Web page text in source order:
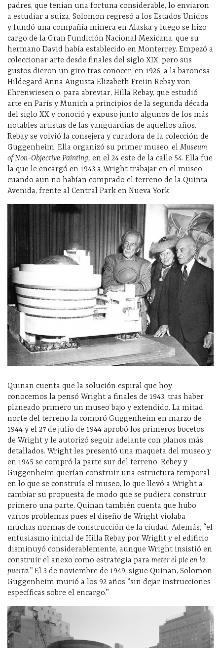
padres, que tenían una fortuna considerable, lo enviaron
a estudiar a suiza, Solomon regresó a los Estados Unidos
y fundó una compañía minera en Alaska y luego se hizo
cargo de la Gran Fundición Nacional Mexicana, que su
hermano David había establecido en Monterrey. Empezó a
coleccionar arte desde finales del siglo XIX, pero sus
gustos dieron un giro tras conocer, en 1926, a la baronesa
Hildegard Anna Augusta Elizabeth Freiin Rebay von
Ehrenwiesen o, para abreviar, Hilla Rebay, que estudió
arte en París y Munich a principios de la segunda década
del siglo XX y conoció y expuso junto algunos de los más
notables artistas de las vanguardias de aquellos años.
Rebay se volvió la consejera y curadora de la colección de
Guggenheim. Ella organizó su primer museo, el Museum
of Non-Objective Painting, en el 24 este de la calle 54. Ella fue
la que le encargó en 1943 a Wright trabajar en el museo
cuando aun no habían comprado el terreno de la Quinta
Avenida, frente al Central Park en Nueva York.
Quinan cuenta que la solución espiral que hoy
conocemos la pensó Wright a finales de 1943, tras haber
planeado primero un museo bajo y extendido. La mitad
norte del terreno la compró Guggenheim en marzo de
1944 y el 27 de julio de 1944 aprobó los primeros bocetos
de Wright y le autorizó seguir adelante con planos más
detallados. Wright les presentó una maqueta del museo y
en 1945 se compró la parte sur del terreno. Rebey y
Guggenheim querían construir una estructura temporal
en lo que se construía el museo, lo que llevó a Wright a
cambiar su propuesta de modo que se pudiera construir
primero una parte. Quinan también cuenta que hubo
varios problemas pues el diseño de Wright violaba
muchas normas de construcción de la ciudad. Además, “el
entusiasmo inicial de Hilla Rebay por Wright y el edificio
disminuyó considerablemente, aunque Wright insistió en
construir el anexo como estrategia para meter el pie en la
puerta.” El 3 de noviembre de 1949, sigue Quinan, Solomon
Guggenheim murió a los 92 años “sin dejar instrucciones
específicas sobre el encargo.”